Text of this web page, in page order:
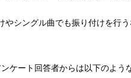
やシングル曲でも振り付けを行
ケート回答者からは以下のよう